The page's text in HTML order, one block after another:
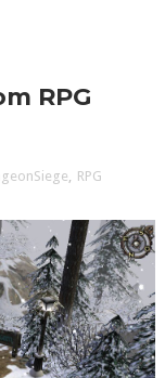
RPG
RPG